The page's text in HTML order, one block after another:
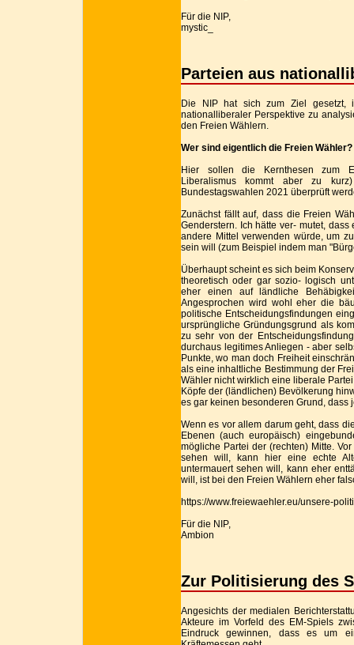
Für die NIP,
mystic_
Parteien aus
Die NIP hat sich zum Ziel gesetzt,
nationalliberaler Perspektive zu
den Freien Wählern.
Wer sind eigentlich die Freien Wähler?
Hier sollen die Kernthesen zum
Liberalismus kommt aber zu
Bundestagswahlen 2021 überprüft
Zunächst fällt auf, dass die Freien
Genderstern. Ich hätte ver- mutet,
andere Mittel verwenden würde, um
sein will (zum Beispiel indem man
Überhaupt scheint es sich beim
theoretisch oder gar sozio- logisch
eher einen auf ländliche
Angesprochen wird wohl eher die
politische Entscheidungsfindungen
ursprüngliche Gründungsgrund als
zu sehr von der
durchaus legitimes Anliegen - aber
Punkte, wo man doch Freiheit
als eine inhaltliche Bestimmung der
Wähler nicht wirklich eine liberale
Köpfe der (ländlichen) Bevölkerung
es gar keinen besonderen Grund, dass
Wenn es vor allem darum geht, dass
Ebenen (auch europäisch)
mögliche Partei der (rechten) Mitte.
sehen will, kann hier eine echte
untermauert sehen will, kann eher
will, ist bei den Freien Wählern eher
https://www.freiewaehler.eu/unsere-
Für die NIP,
Ambion
Zur Politisierung des
Angesichts der medialen
Akteure im Vorfeld des EM-Spiels
Eindruck gewinnen, dass es um